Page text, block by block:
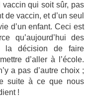
vaccin qui soit sûr, pas
de vaccin, et d’un seul
d’un enfant. Ceci est
qu’aujourd’hui des
la décision de faire
d’aller à l’école.
a pas d’autre choix ;
suite à ce que nous
!